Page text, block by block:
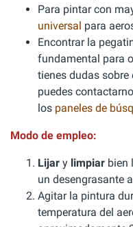
Para pintar con
universal para
Encontrar la
fundamental para
tienes dudas sobre
puedes
los paneles de
Modo de empleo:
Lijar y limpiar bien
un desengrasante
Agitar la pintura
temperatura del